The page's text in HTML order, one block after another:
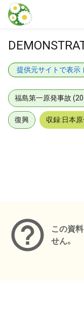
本文に飛ぶ
提供元サイトで表示
福島第一原発事故
復興 収録:日本
この資
せん。